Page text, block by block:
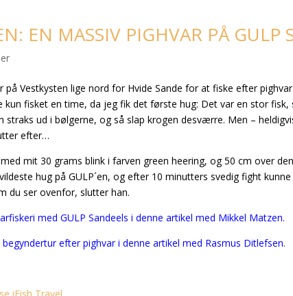
EN MASSIV PIGHVAR PÅ GULP
på Vestkysten lige nord for Hvide Sande for at fiske efter
kun fisket en time, da jeg fik det første hug: Det var en stor
straks ud i bølgerne, og så slap krogen desværre. Men –
efter…
mit 30 grams blink i farven green heering, og 50 cm over
hug på GULP´en, og efter 10 minutters svedig fight
du ser ovenfor, slutter han.
med GULP Sandeels i denne artikel med Mikkel Matzen.
begyndertur efter pighvar i denne artikel med Rasmus Ditlefsen.